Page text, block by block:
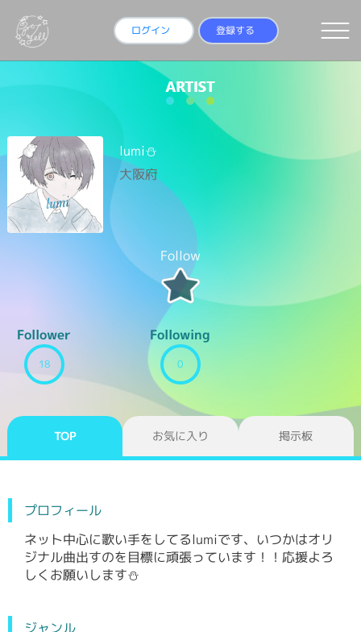
ログイン 登録する
lumi⛄️
大阪府
Follow
Follower
18
Following
0
TOP お気に入り 掲示板
プロフィール
ネット中心に歌い手をしてるlumiです、いつかはオリ
ジナル曲出すのを目標に頑張っています！！応援よろ
しくお願いします⛄
ジャンル